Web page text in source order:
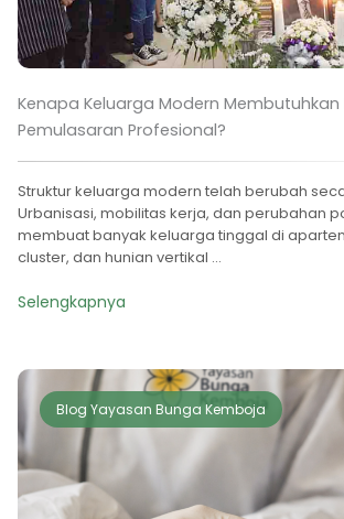
Kenapa Keluarga Modern Membutuhkan
Pemulasaran Profesional?
Struktur keluarga modern telah berubah
Urbanisasi, mobilitas kerja, dan perubahan
membuat banyak keluarga tinggal di
cluster, dan hunian vertikal ...
Selengkapnya
Blog Yayasan Bunga Kemboja